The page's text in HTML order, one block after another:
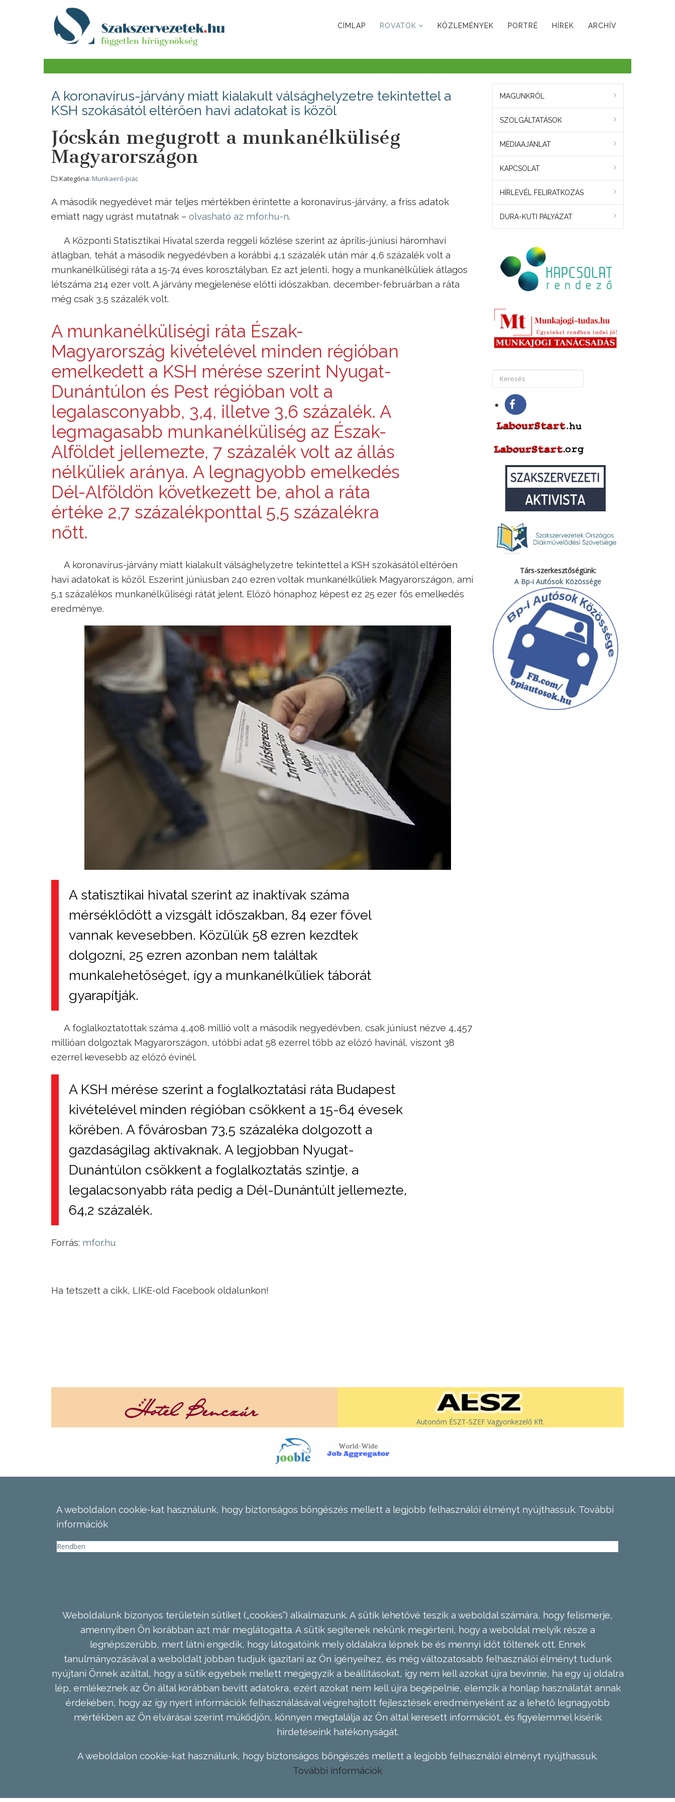
CÍMLAP ROVATOK KÖZLEMÉNYEK PORTRÉ HÍREK ARCHÍV
A koronavírus-járvány miatt kialakult válsághelyzetre tekintettel a
KSH szokásától eltérően havi adatokat is közöl
Jócskán megugrott a munkanélküliség
Magyarországon
Kategória: Munkaerő-piac
A második negyedévet már teljes mértékben érintette a koronavírus-járvány, a friss adatok
emiatt nagy ugrást mutatnak – olvasható az mfor.hu-n.
A Központi Statisztikai Hivatal szerda reggeli közlése szerint az április-júniusi háromhavi
átlagban, tehát a második negyedévben a korábbi 4,1 százalék után már 4,6 százalék volt a
munkanélküliségi ráta a 15-74 éves korosztályban. Ez azt jelenti, hogy a munkanélküliek átlagos
létszáma 214 ezer volt. A járvány megjelenése előtti időszakban, december-februárban a ráta
még csak 3,5 százalék volt.
A munkanélküliségi ráta Észak-
Magyarország kivételével minden régióban
emelkedett a KSH mérése szerint Nyugat-
Dunántúlon és Pest régióban volt a
legalasconyabb, 3,4, illetve 3,6 százalék. A
legmagasabb munkanélküliség az Észak-
Alföldet jellemezte, 7 százalék volt az állás
nélküliek aránya. A legnagyobb emelkedés
Dél-Alföldön következett be, ahol a ráta
értéke 2,7 százalékponttal 5,5 százalékra
nőtt.
A koronavírus-járvány miatt kialakult válsághelyzetre tekintettel a KSH szokásától eltérően
havi adatokat is közöl. Eszerint júniusban 240 ezren voltak munkanélküliek Magyarországon, ami
5,1 százalékos munkanélküliségi rátát jelent. Előző hónaphoz képest ez 25 ezer fős emelkedés
eredménye.
A statisztikai hivatal szerint az inaktívak száma
mérséklődött a vizsgált időszakban, 84 ezer fővel
vannak kevesebben. Közülük 58 ezren kezdtek
dolgozni, 25 ezren azonban nem találtak
munkalehetőséget, így a munkanélküliek táborát
gyarapítják.
A foglalkoztatottak száma 4,408 millió volt a második negyedévben, csak júniust nézve 4,457
millióan dolgoztak Magyarországon, utóbbi adat 58 ezerrel több az előző havinál, viszont 38
ezerrel kevesebb az előző évinél.
A KSH mérése szerint a foglalkoztatási ráta Budapest
kivételével minden régióban csökkent a 15-64 évesek
körében. A fővárosban 73,5 százaléka dolgozott a
gazdaságilag aktívaknak. A legjobban Nyugat-
Dunántúlon csökkent a foglalkoztatás szintje, a
legalacsonyabb ráta pedig a Dél-Dunántúlt jellemezte,
64,2 százalék.
Forrás: mfor.hu
Ha tetszett a cikk, LIKE-old Facebook oldalunkon!
MAGUNKRÓL
SZOLGÁLTATÁSOK
MÉDIAAJÁNLAT
KAPCSOLAT
HÍRLEVÉL FELIRATKOZÁS
DURA-KUTI PÁLYÁZAT
Társ-szerkesztőségünk:
A Bp-i Autósok Közössége
Autonóm ÉSZT-SZEF Vagyonkezelő Kft.
A weboldalon cookie-kat használunk, hogy biztonságos böngészés mellett a legjobb felhasználói élményt nyújthassuk. További
információk
Rendben
Weboldalunk bizonyos területein sütiket („cookies”) alkalmazunk. A sütik lehetővé teszik a weboldal számára, hogy felismerje,
amennyiben Ön korábban azt már meglátogatta. A sütik segítenek nekünk megérteni, hogy a weboldal melyik része a
legnépszerűbb, mert látni engedik, hogy látogatóink mely oldalakra lépnek be és mennyi időt töltenek ott. Ennek
tanulmányozásával a weboldalt jobban tudjuk igazítani az Ön igényeihez, és még változatosabb felhasználói élményt tudunk
nyújtani Önnek azáltal, hogy a sütik egyebek mellett megjegyzik a beállításokat, így nem kell azokat újra bevinnie, ha egy új oldalra
lép, emlékeznek az Ön által korábban bevitt adatokra, ezért azokat nem kell újra begépelnie, elemzik a honlap használatát annak
érdekében, hogy az így nyert információk felhasználásával végrehajtott fejlesztések eredményeként az a lehető legnagyobb
mértékben az Ön elvárásai szerint működjön, könnyen megtalálja az Ön által keresett információt, és figyelemmel kísérik
hirdetéseink hatékonyságát.
A weboldalon cookie-kat használunk, hogy biztonságos böngészés mellett a legjobb felhasználói élményt nyújthassuk.
További információk